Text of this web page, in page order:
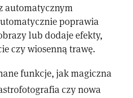
automatycznym
poprawia
lub dodaje efekty,
czy wiosenną trawę.
funkcje, jak magiczna
czy nowa